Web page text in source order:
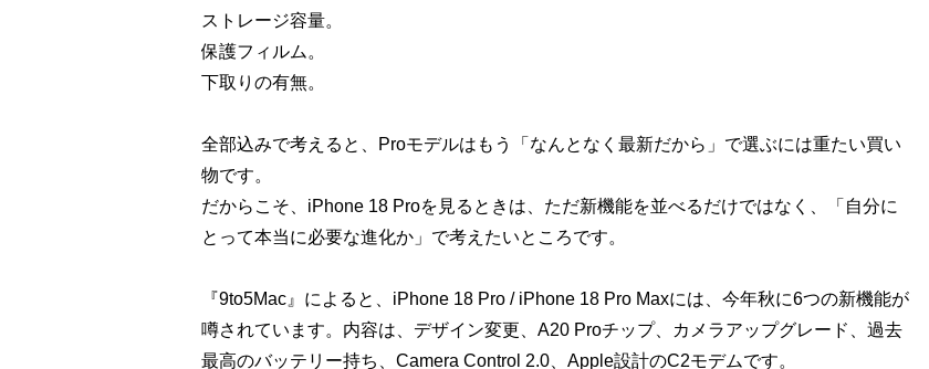
ストレージ容量。
保護フィルム。
下取りの有無。
全部込みで考えると、Proモデルはもう「なんとなく最新だから」で選ぶには重たい買い
物です。
だからこそ、iPhone 18 Proを見るときは、ただ新機能を並べるだけではなく、「自分に
とって本当に必要な進化か」で考えたいところです。
『9to5Mac』によると、iPhone 18 Pro / iPhone 18 Pro Maxには、今年秋に6つの新機能が
噂されています。内容は、デザイン変更、A20 Proチップ、カメラアップグレード、過去
最高のバッテリー持ち、Camera Control 2.0、Apple設計のC2モデムです。